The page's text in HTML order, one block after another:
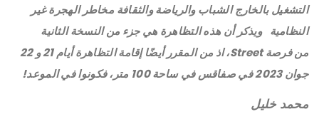
التشغيل بالخارج الشباب والرياضة والثقافة مخاطر الهجرة غير
النظامية ويذكر أن هذه التظاهرة هي جزء من النسخة الثانية
من فرصة Street، اذ من المقرر أيضًا إقامة التظاهرة أيام 21 و 22
جوان 2023 في صفاقس في ساحة 100 متر، فكونوا في الموعد!
محمد خليل